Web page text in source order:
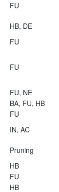
FU
HB, DE
FU
FU
FU, NE
BA, FU, HB
FU
IN, AC
Pruning
HB
FU
HB